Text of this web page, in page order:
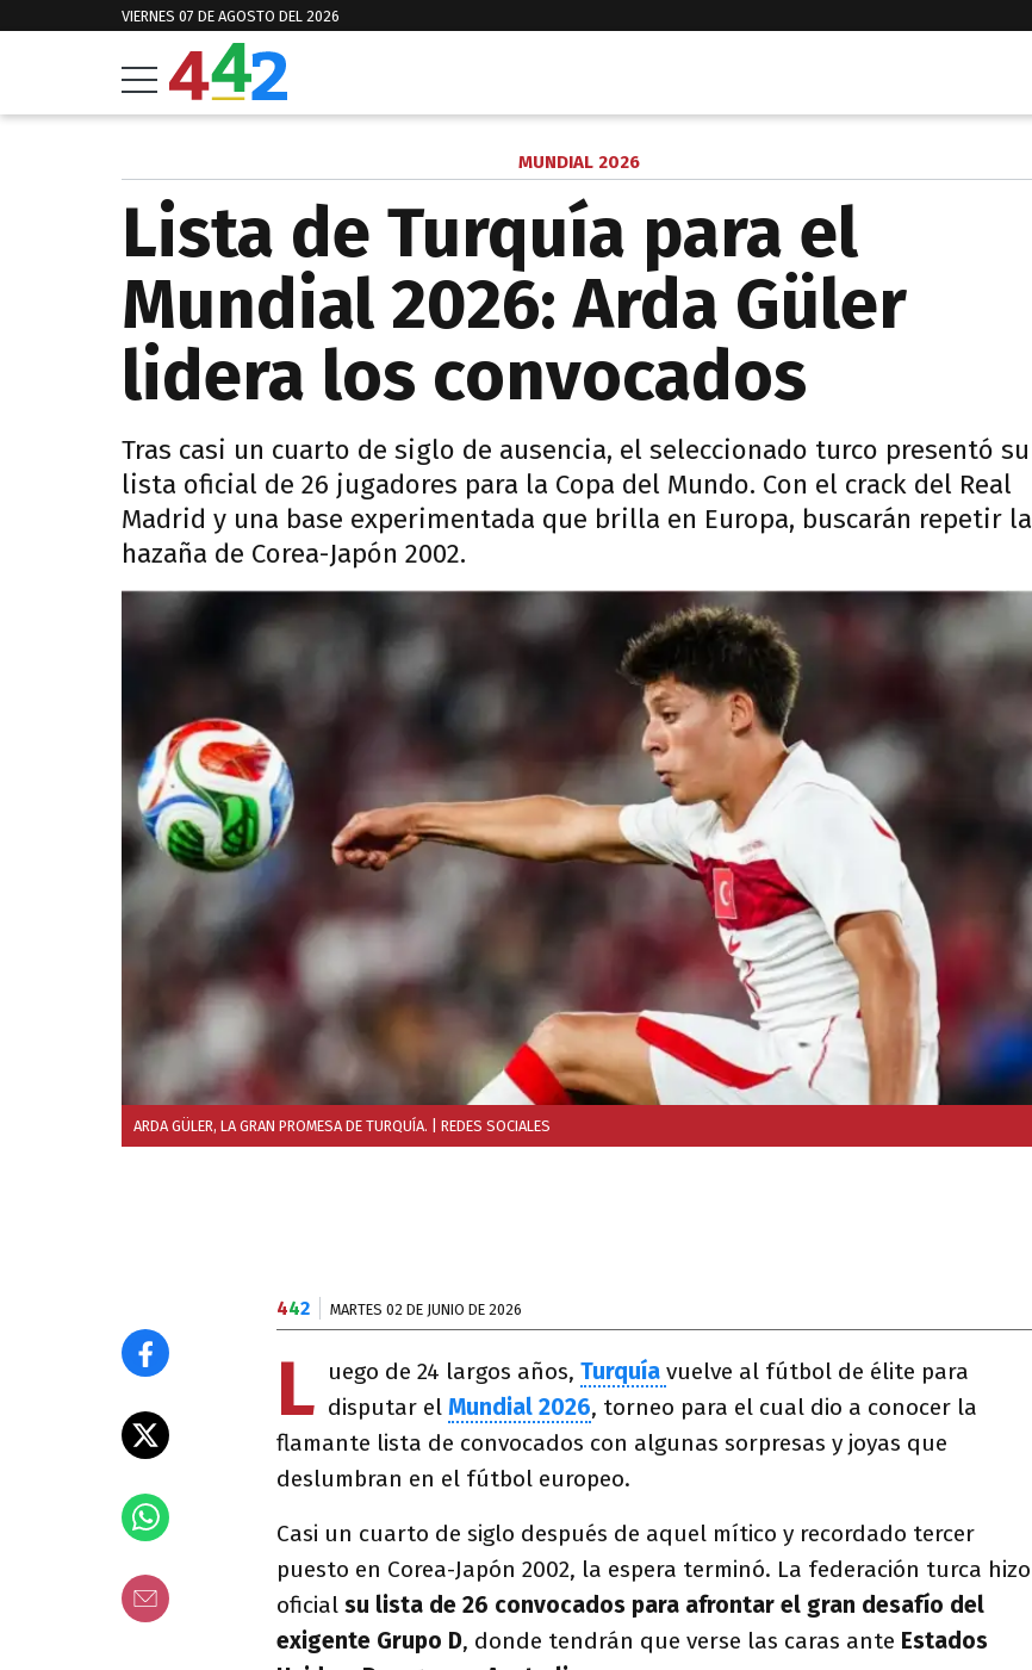
VIERNES 07 DE AGOSTO DEL 2026
MUNDIAL 2026
Lista de Turquía para el
Mundial 2026: Arda Güler
lidera los convocados
Tras casi un cuarto de siglo de ausencia, el seleccionado turco presentó su
lista oficial de 26 jugadores para la Copa del Mundo. Con el crack del Real
Madrid y una base experimentada que brilla en Europa, buscarán repetir la
hazaña de Corea-Japón 2002.
ARDA GÜLER, LA GRAN PROMESA DE TURQUÍA. | REDES SOCIALES
442 MARTES 02 DE JUNIO DE 2026
L uego de 24 largos años, Turquía vuelve al fútbol de élite para
disputar el Mundial 2026, torneo para el cual dio a conocer la
flamante lista de convocados con algunas sorpresas y joyas que
deslumbran en el fútbol europeo.
Casi un cuarto de siglo después de aquel mítico y recordado tercer
puesto en Corea-Japón 2002, la espera terminó. La federación turca hizo
oficial su lista de 26 convocados para afrontar el gran desafío del
exigente Grupo D, donde tendrán que verse las caras ante Estados